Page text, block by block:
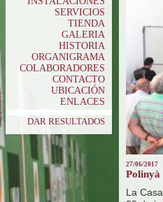
SERVICIOS
TIENDA
GALERIA
HISTORIA
ORGANIGRAMA
COLABORADORES
CONTACTO
UBICACIÓN
ENLACES
DAR RESULTADOS
27/06/2017
Polinyà
La